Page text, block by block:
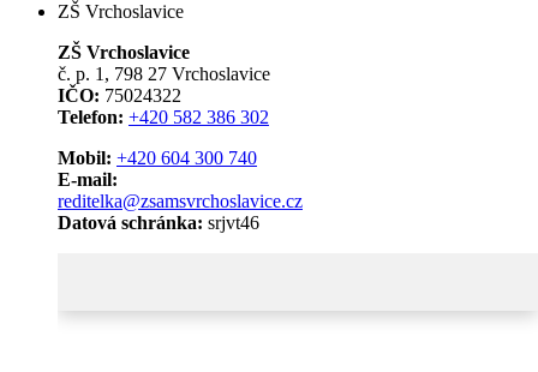
ZŠ Vrchoslavice
ZŠ Vrchoslavice
č. p. 1, 798 27 Vrchoslavice
IČO: 75024322
Telefon: +420 582 386 302
Mobil: +420 604 300 740
E-mail:
reditelka@zsamsvrchoslavice.cz
Datová schránka: srjvt46